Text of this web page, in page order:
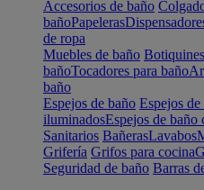
Accesorios de baño
bañoPapeleras
de ropa
Muebles de baño Botiquines
bañoTocadores para baño
baño
Espejos de baño Espejos
iluminadosEspejos de baño
Sanitarios BañerasLavabos
Grifería Grifos para cocina
Seguridad de baño Barras